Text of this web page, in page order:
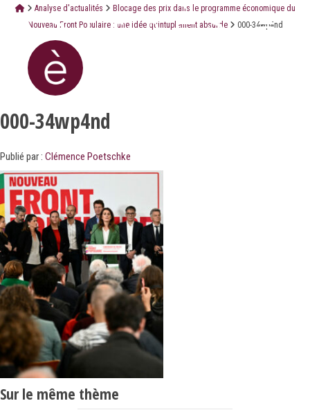
Analyse d'actualités
Blocage des prix dans le programme économique du
Nouveau Front Populaire : une idée quintuplement absurde
000-34wp4nd
000-34wp4nd
Publié par : Clémence Poetschke
Sur le même thème